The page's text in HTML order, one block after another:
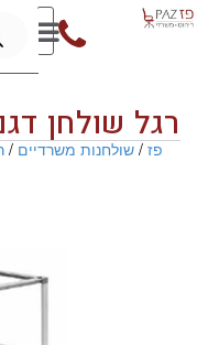
רגל שולחן
פז/שולחנות משרדיים/